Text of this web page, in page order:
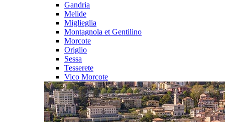
Gandria
Melide
Miglieglia
Montagnola et Gentilino
Morcote
Origlio
Sessa
Tesserete
Vico Morcote